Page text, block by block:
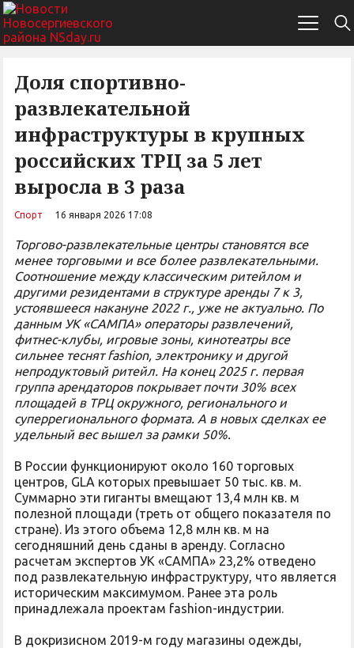
Доля спортивно-
развлекательной
инфраструктуры в крупных
российских ТРЦ за 5 лет
выросла в 3 раза
Спорт 16 января 2026 17:08
Торгово-развлекательные центры становятся все
менее торговыми и все более развлекательными.
Соотношение между классическим ритейлом и
другими резидентами в структуре аренды 7 к 3,
устоявшееся накануне 2022 г., уже не актуально. По
данным УК «САМПА» операторы развлечений,
фитнес-клубы, игровые зоны, кинотеатры все
сильнее теснят fashion, электронику и другой
непродуктовый ритейл. На конец 2025 г. первая
группа арендаторов покрывает почти 30% всех
площадей в ТРЦ окружного, регионального и
суперрегионального формата. А в новых сделках ее
удельный вес вышел за рамки 50%.
В России функционируют около 160 торговых
центров, GLA которых превышает 50 тыс. кв. м.
Суммарно эти гиганты вмещают 13,4 млн кв. м
полезной площади (треть от общего показателя по
стране). Из этого объема 12,8 млн кв. м на
сегодняшний день сданы в аренду. Согласно
расчетам экспертов УК «САМПА» 23,2% отведено
под развлекательную инфраструктуру, что является
историческим максимумом. Ранее эта роль
принадлежала проектам fashion-индустрии.
В докризисном 2019-м году магазины одежды,